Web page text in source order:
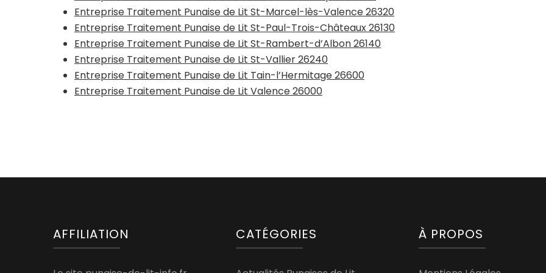
Entreprise Traitement Punaise de Lit St-Marcel-lès-Valence 26320
Entreprise Traitement Punaise de Lit St-Paul-Trois-Châteaux 26130
Entreprise Traitement Punaise de Lit St-Rambert-d’Albon 26140
Entreprise Traitement Punaise de Lit St-Vallier 26240
Entreprise Traitement Punaise de Lit Tain-l’Hermitage 26600
Entreprise Traitement Punaise de Lit Valence 26000
AFFILIATION CATÉGORIES À PROPOS